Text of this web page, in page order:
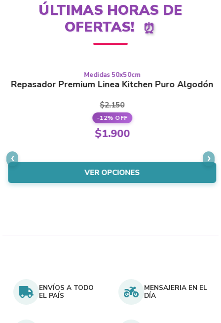
ÚLTIMAS HORAS DE
OFERTAS! ⏰
Medidas 50x50cm
Repasador Premium Linea Kitchen Puro Algodón
$2.150
-12% OFF
El
precio
era:
$2.150.
$1.900
precio
actual
es:
VER OPCIONES
Este
producto
tiene
varias
variantes.
Las
se
pueden
elegir
del
ENVÍOS A TODO
EL PAÍS
MENSAJERIA EN EL
DÍA